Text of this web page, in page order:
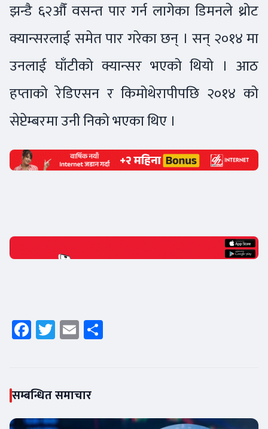
झन्डै ६२औँ वसन्त पार गर्न लागेका डिमनले थ्रोट
क्यान्सरलाई समेत पार गरेका छन् । सन् २०१४ मा
उनलाई घाँटीको क्यान्सर भएको थियो । आठ
हप्ताको रेडिएसन र किमोथेरापीपछि २०१४ को
सेप्टेम्बरमा उनी निको भएका थिए ।
Facebook
Twitter
Email
सम्बन्धित समाचार